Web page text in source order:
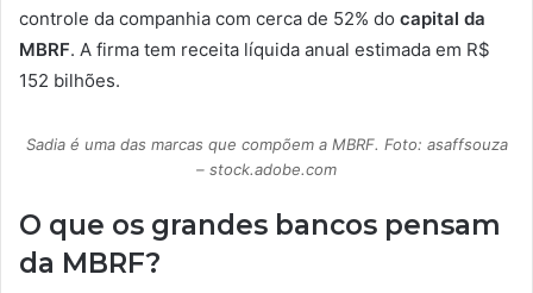
controle da companhia com cerca de 52% do capital da
MBRF. A firma tem receita líquida anual estimada em R$
152 bilhões.
Sadia é uma das marcas que compõem a MBRF. Foto: asaffsouza
– stock.adobe.com
O que os grandes bancos pensam
da MBRF?